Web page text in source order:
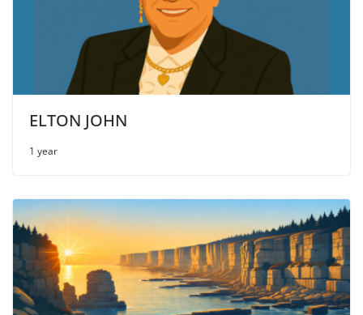
ELTON JOHN
1 year